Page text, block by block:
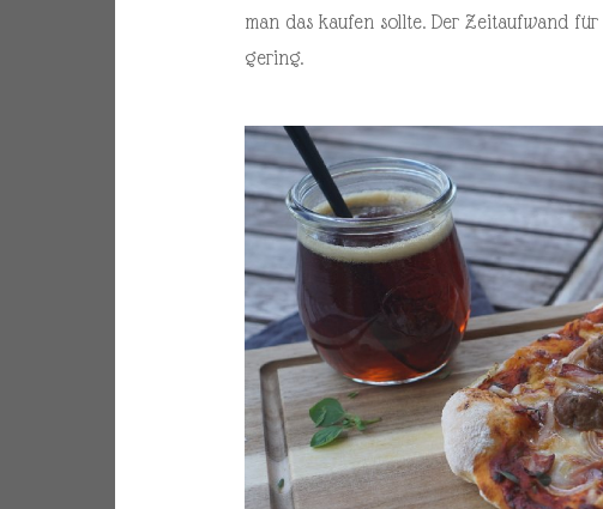
man das kaufen sollte. Der Zeitaufwand
gering.